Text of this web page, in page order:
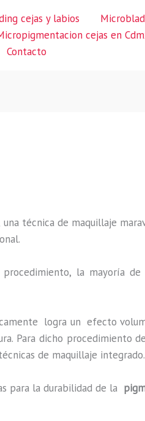
cejas y labios
cejas en
Contacto
técnica de maquillaje
la mayoría
logra un efecto
Para dicho procedimiento
de maquillaje integrado.
para la durabilidad de la